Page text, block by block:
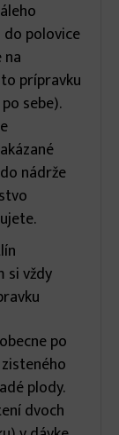
do polovice
prípravku
sebe).
nádrže
si vždy
po
plody.
dvoch